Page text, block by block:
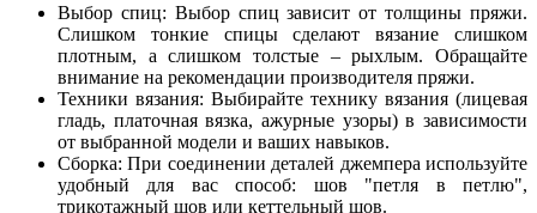
Выбор спиц: Выбор спиц зависит от толщины пряжи.
Слишком тонкие спицы сделают вязание слишком
плотным, а слишком толстые – рыхлым. Обращайте
внимание на рекомендации производителя пряжи.
Техники вязания: Выбирайте технику вязания (лицевая
гладь, платочная вязка, ажурные узоры) в зависимости
от выбранной модели и ваших навыков.
Сборка: При соединении деталей джемпера используйте
удобный для вас способ: шов "петля в петлю",
трикотажный шов или кеттельный шов.